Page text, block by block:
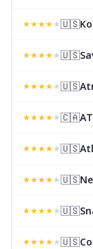
★★★★★🇺🇸
★★★★★🇺🇸
★★★★★🇺🇸
★★★★★🇨🇦
★★★★★🇺🇸
★★★★★🇺🇸
★★★★★🇺🇸
★★★★★🇺🇸